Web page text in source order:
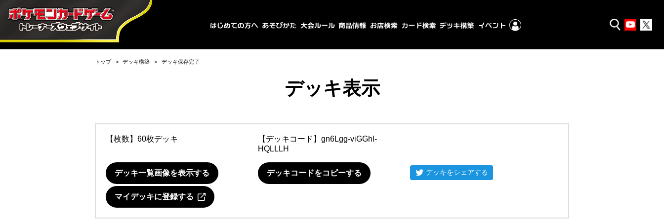
トップ デッキ構築 デッキ保存完了
デッキ表示
【枚数】60枚デッキ 【デッキコード】 gn6Lgg-viGGhl-
HQLLLH
デッキ一覧画像を表示する デッキコードをコピーする デッキをシェアする
マイデッキに登録する